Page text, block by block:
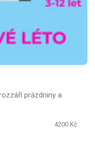
prázdniny a
4200 Kč